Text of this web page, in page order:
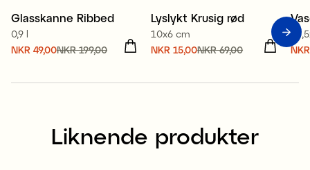
Sale
Glasskanne Ribbed
0,9 l
Nåværende pris:
NKR 49,00NKR 199,00
Sale
Lyslykt Krusig rød
10x6 cm
Nåværende pris:
NKR 15,00NKR 69,00
Liknende produkter